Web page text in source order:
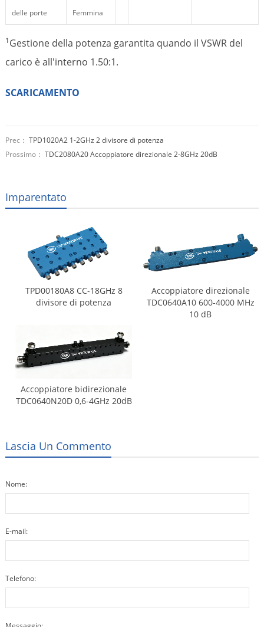
delle porte
Femmina
1Gestione della potenza garantita quando il VSWR del
carico è all'interno 1.50:1.
SCARICAMENTO
Prec： TPD1020A2 1-2GHz 2 divisore di potenza
Prossimo： TDC2080A20 Accoppiatore direzionale 2-8GHz 20dB
Imparentato
TPD00180A8 CC-18GHz 8
divisore di potenza
Accoppiatore direzionale
TDC0640A10 600-4000 MHz
10 dB
Accoppiatore bidirezionale
TDC0640N20D 0,6-4GHz 20dB
Lascia Un Commento
Nome:
E-mail:
Telefono: